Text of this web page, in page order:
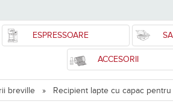
ESPRESSOARE
ACCESORII
breville » Recipient lapte cu capac